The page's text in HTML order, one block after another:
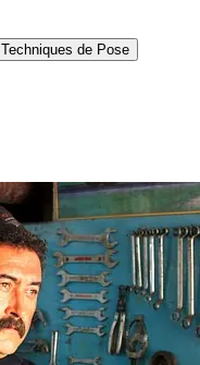
Techniques de Pose